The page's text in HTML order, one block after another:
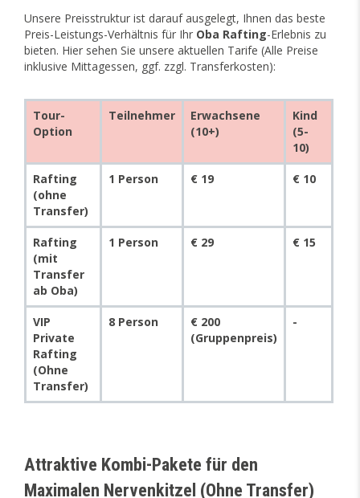
Unsere Preisstruktur ist darauf ausgelegt, Ihnen das beste
Preis-Leistungs-Verhältnis für Ihr Oba Rafting-Erlebnis zu
bieten. Hier sehen Sie unsere aktuellen Tarife (Alle Preise
inklusive Mittagessen, ggf. zzgl. Transferkosten):
Tour-
Option
Teilnehmer
Erwachsene
(10+)
Kind
(5-
10)
Rafting
(ohne
Transfer)
1 Person € 19 € 10
Rafting
(mit
Transfer
ab Oba)
1 Person € 29 € 15
VIP
Private
Rafting
(Ohne
Transfer)
8 Person
€ 200
(Gruppenpreis)
-
Attraktive Kombi-Pakete für den
Maximalen Nervenkitzel (Ohne Transfer)